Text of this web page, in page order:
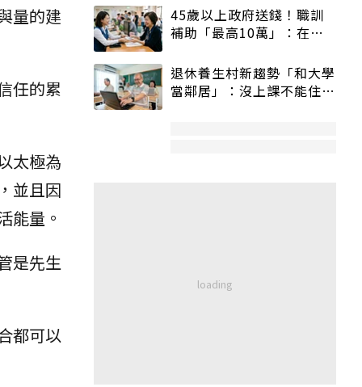
量的建
任的累
太極為
並且因
能量。
是先生
都可以
45歲以上政府送錢！職訓
補助「最高10萬」：在
退休養生村新趨勢「和大學
當鄰居」：沒上課不能住、